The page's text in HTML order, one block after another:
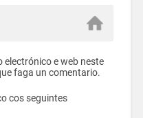
electrónico e web neste
faga un comentario.
cos seguintes